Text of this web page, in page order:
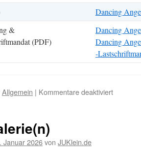
Dancing
&
(PDF)
Dancing
Dancing
-
Allgemein | Kommentare deaktiviertfür
Januar 2026von JUKlein.de